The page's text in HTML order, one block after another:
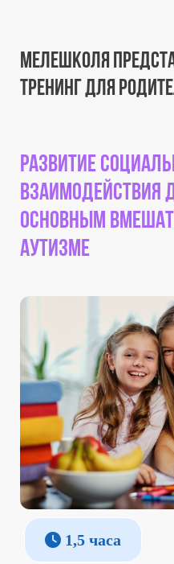
МелеШколя
тренинг для
Развитие
взаимодействия
основным
аутизме
1,5 часа